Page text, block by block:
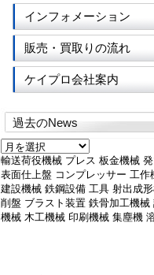
インフォメーション
販売・買取りの流れ
ケイプロ会社案内
過去のNews
過
去
の
News
輸送荷役機械 プレス 板金機械
表面仕上盤 コンプレッサー 工作
建設機械 鉄鋼設備 工具 射出成
削盤 ブラスト装置 鉄骨加工機械
機械 木工機械 印刷機械 集塵機